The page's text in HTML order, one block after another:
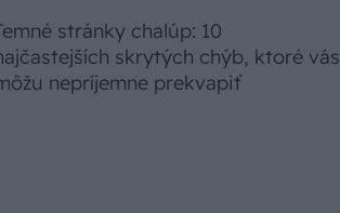
stránky chalúp: 10
skrytých chýb, ktoré vás
nepríjemne prekvapiť